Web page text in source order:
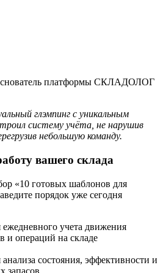
платформы СКЛАДОЛОГ
глэмпинг с уникальным
систему учёта, не нарушив
небольшую команду.
вашего склада
«10 готовых шаблонов для
порядок уже сегодня
учета движения
и операций на складе
состояния, эффективности и
запасов